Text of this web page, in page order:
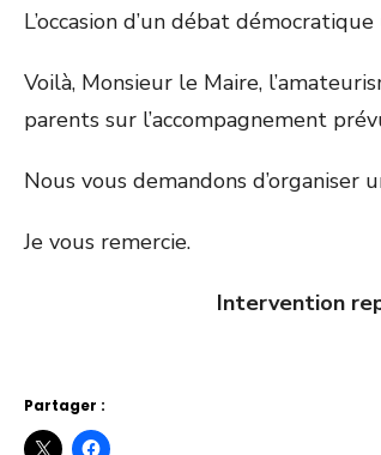
L’occasion d’un débat
Voilà, Monsieur le Maire,
parents sur l’accompagnement
Nous vous demandons
Je vous remercie.
Intervention
Partager :